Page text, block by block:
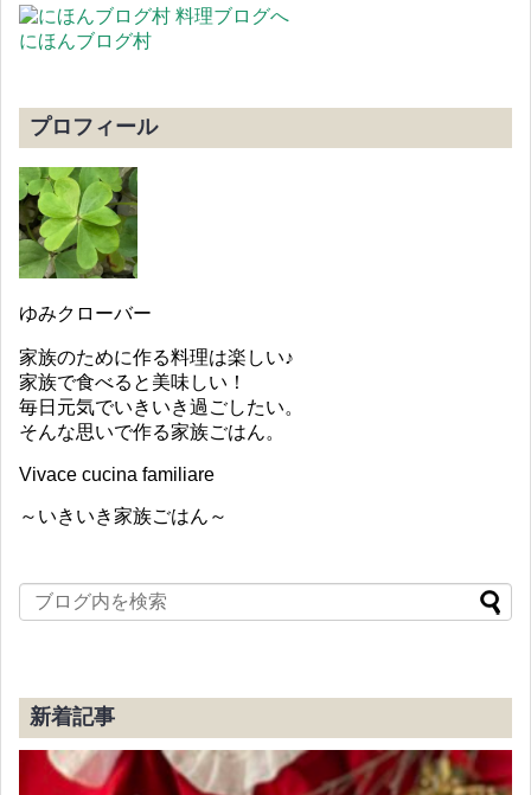
にほんブログ村
プロフィール
ゆみクローバー
家族のために作る料理は楽しい♪
家族で食べると美味しい！
毎日元気でいきいき過ごしたい。
そんな思いで作る家族ごはん。
Vivace cucina familiare
～いきいき家族ごはん～
新着記事